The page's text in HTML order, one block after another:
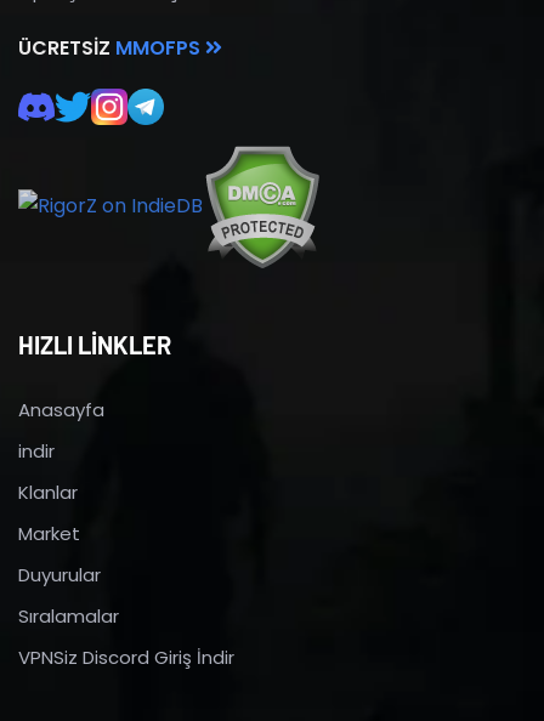
ÜCRETSIZ MMOFPS
HIZLI LİNKLER
Anasayfa
indir
Klanlar
Market
Duyurular
Sıralamalar
VPNSiz Discord Giriş İndir